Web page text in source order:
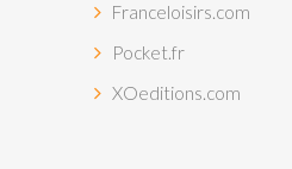
Franceloisirs.com
Pocket.fr
XOeditions.com